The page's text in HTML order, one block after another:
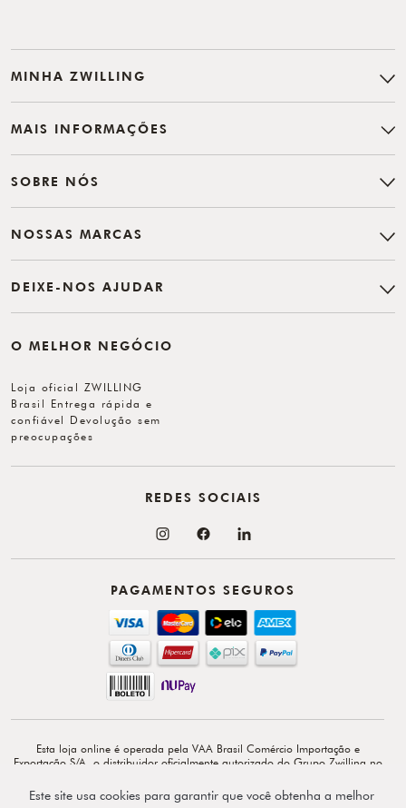
Este site usa cookies para garantir que você obtenha a melhor
MINHA ZWILLING
MAIS INFORMAÇÕES
SOBRE NÓS
NOSSAS MARCAS
DEIXE-NOS AJUDAR
O MELHOR NEGÓCIO
Loja oficial ZWILLING
Brasil Entrega rápida e
confiável Devolução sem
preocupações
PAGAMENTOS SEGUROS
REDES SOCIAIS
Esta loja online é operada pela VAA Brasil Comércio Importação e
Exportação S/A, o distribuidor oficialmente autorizado do Grupo Zwilling no
exclusivamente responsável por todo o conteúdo e comunicação deste site. ©
Copyright 2026 - Av. Doutor Cardoso de Melo, 1855 - 14º - Vila Olímpia -